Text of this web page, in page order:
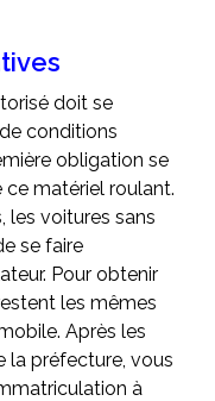
doit se
conditions
obligation se
ce matériel roulant.
les voitures sans
se faire
Pour obtenir
les mêmes
Après les
la préfecture, vous
à